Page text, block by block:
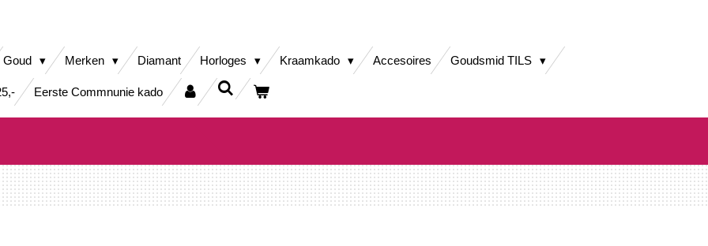
Goud Merken Diamant Horloges Kraamkado Accesoires Goudsmid TILS
Eerste Commnunie kado